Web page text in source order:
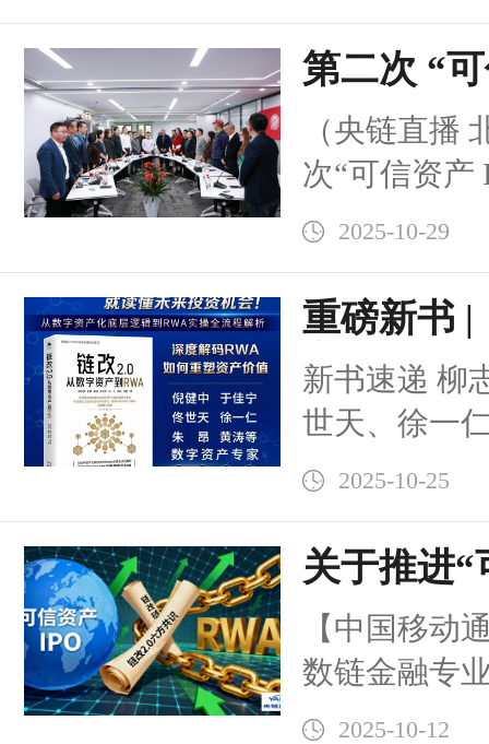
资产到RWA
凭借在项目
“高级专家
前沿技术内
了创新性融
12月12日迪
RWA全球行
办，主题为
来"。活动由
链专业委员
会可信资产
主办，吸引
和金融界的
第二次 “
金融
谈纪实
（央链直播
次“可信资产
RWA”链改
书记发表重
紧扣全球
化）市场爆
半年市场规
230亿美元，
年底有望突
动链改2.0从
化落地、全
段。
2025-10-29
重磅新书 |
字资产到
新书速递 柳
世天、徐一仁、
出版社 2025
World
具有内在价
债券、贷款
房地产等，
2025-10-25
关于推进
链金融
展的规范
【中国移动
数链金融专
业协会区块
2025-10-12